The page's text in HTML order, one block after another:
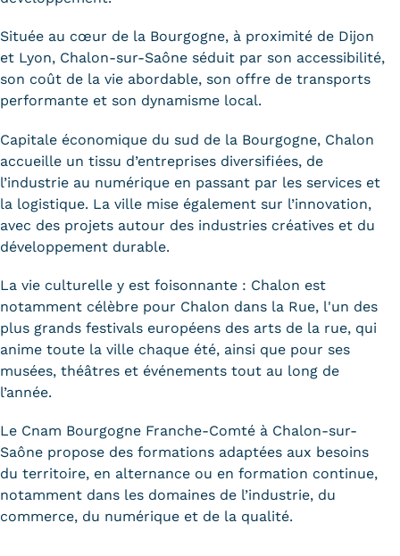
Modalités d'enseignement
Formation en présentiel
Alternance
Validation des Acquis de
l'Expérience (VAE)
Validation des études
Validation des acquis
professionnels et personnels
(VAPP)
Discrimination/égalité/mixité
Handi'Cnam
Témoignages
Située au cœur de la Bourgogne, à proximité de Dijon
et Lyon, Chalon-sur-Saône séduit par son accessibilité,
son coût de la vie abordable, son offre de transports
performante et son dynamisme local.
Capitale économique du sud de la Bourgogne, Chalon
accueille un tissu d’entreprises diversifiées, de
l’industrie au numérique en passant par les services et
la logistique. La ville mise également sur l’innovation,
avec des projets autour des industries créatives et du
développement durable.
La vie culturelle y est foisonnante : Chalon est
notamment célèbre pour Chalon dans la Rue, l'un des
plus grands festivals européens des arts de la rue, qui
anime toute la ville chaque été, ainsi que pour ses
musées, théâtres et événements tout au long de
l’année.
Le Cnam Bourgogne Franche-Comté à Chalon-sur-
Saône propose des formations adaptées aux besoins
du territoire, en alternance ou en formation continue,
notamment dans les domaines de l’industrie, du
commerce, du numérique et de la qualité.